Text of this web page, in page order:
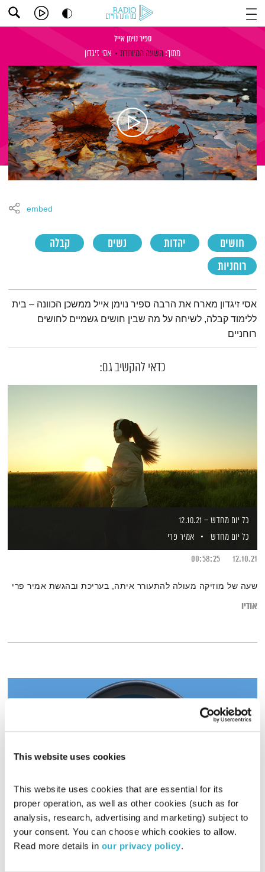
This website uses cookies
This website uses cookies that are essential for its
proper operation, as well as other cookies (such as for
analysis, research, advertising and marketing) subject to
your consent. You can choose which cookies to allow.
Read more details in our privacy policy.
ספיר נוימן אייל
מתוך: השעה המיוחדת אסי זיגדון
חושים יהדות נשים
קבלה
רוחניות
embed
תמצית הפודקאסט
אסי זיגדון מארח את הרבה ספיר נוימן אייל ממשכן הכוונה – בית
ללימוד קבלה, לשיחה על מה שבין חושים גשמיים לחושים
רוחניים
כדאי להקשיב גם:
כל יום מחדש – 12.10.21
כל יום מחדש
אמיר פרי
12.10.21
00:58:25
שעה של מוזיקה מעולה להתעורר איתה, בעריכת ובהגשת אמיר פרי
אודיו
פה זה טוב – 5.7.26
פה זה טוב
לירון תאני